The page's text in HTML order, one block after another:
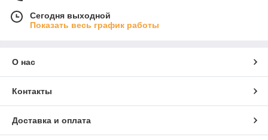
Сегодня выходной
Показать весь график работы
О нас
Контакты
Доставка и оплата